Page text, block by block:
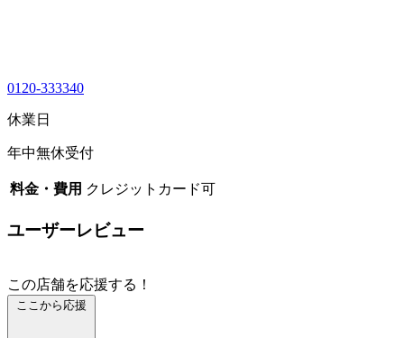
0120-333340
休業日
年中無休受付
料金・費用 クレジットカード可
ユーザーレビュー
この店舗を応援する！
ここから応援